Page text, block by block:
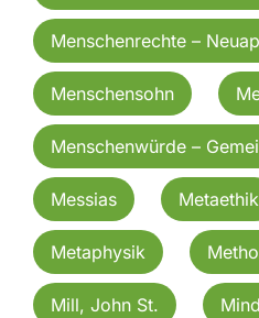
Menschenrechte –
Menschensohn
Menschenwürde –
Messias Metaethik
Metaphysik
Mill, John St.